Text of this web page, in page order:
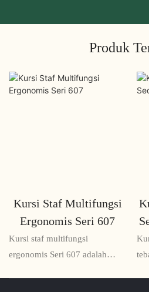
Produk
Kursi Staf Multifungsi
Ergonomis Seri 607
Kursi staf multifungsi
ergonomis Seri 607 adalah